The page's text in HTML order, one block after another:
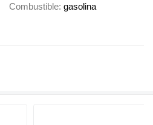
Combustible gasolina